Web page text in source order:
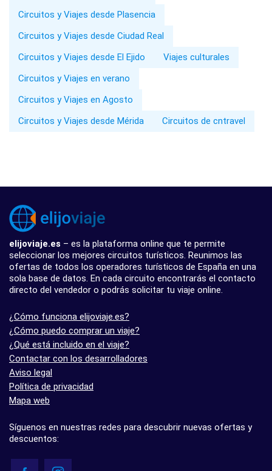
Circuitos y Viajes desde Plasencia
Circuitos y Viajes desde Ciudad Real
Circuitos y Viajes desde El Ejido
Viajes culturales
Circuitos y Viajes en verano
Circuitos y Viajes en Agosto
Circuitos y Viajes desde Mérida
Circuitos de cntravel
elijoviaje.es – es la plataforma online que te permite
seleccionar los mejores circuitos turísticos. Reunimos las
ofertas de todos los operadores turísticos de España en una
sola base de datos. En cada circuito encontrarás el contacto
directo del vendedor o podrás solicitar tu viaje online.
¿Cómo funciona elijoviaje.es?
¿Cómo puedo comprar un viaje?
¿Qué está incluido en el viaje?
Contactar con los desarrolladores
Aviso legal
Política de privacidad
Mapa web
Síguenos en nuestras redes para descubrir nuevas ofertas y
descuentos: